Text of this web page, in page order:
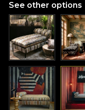
See other options